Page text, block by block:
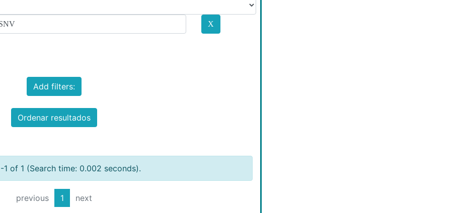
Add filters:
Ordenar resultados
1 of 1 (Search time: 0.002 seconds).
previous 1 next